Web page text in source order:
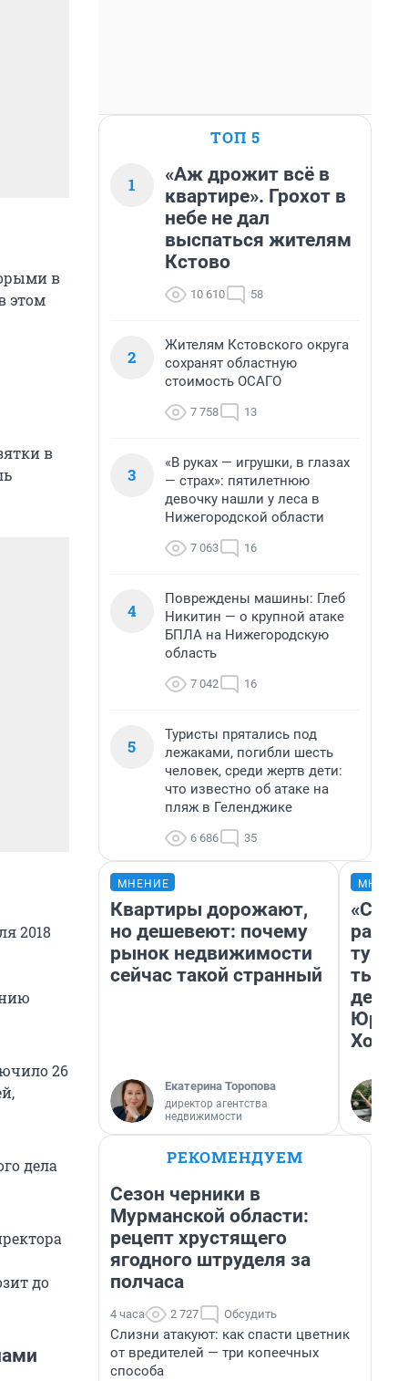
в
этом
в
2018
26
дела
до
ТОП 5
1
«Аж дрожит всё в
квартире». Грохот в
небе не дал
выспаться жителям
Кстово
10 610 58
2
Жителям Кстовского округа
сохранят областную
стоимость ОСАГО
7 758 13
3
«В руках — игрушки, в глазах
— страх»: пятилетнюю
девочку нашли у леса в
Нижегородской области
7 063 16
4
Повреждены машины: Глеб
Никитин — о крупной атаке
БПЛА на Нижегородскую
область
7 042 16
5
Туристы прятались под
лежаками, погибли шесть
человек, среди жертв дети:
что известно об атаке на
пляж в Геленджике
6 686 35
МНЕНИЕ
Квартиры дорожают,
но дешевеют: почему
рынок недвижимости
сейчас такой странный
Екатерина Торопова
директор агентства
недвижимости
день
РЕКОМЕНДУЕМ
Сезон черники в
Мурманской области:
рецепт хрустящего
ягодного штруделя за
полчаса
4 часа 2 727 Обсудить
Слизни атакуют: как спасти цветник
от вредителей — три копеечных
способа